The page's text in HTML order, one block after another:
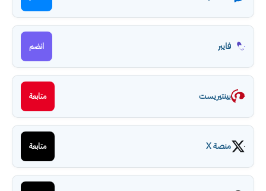
فايبر انضم
بينتيريست متابعة
منصة X متابعة